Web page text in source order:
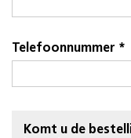
Telefoonnummer *
Komt u de